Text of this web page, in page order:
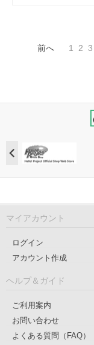
前へ 1 2 3
マイアカウント
ログイン
アカウント作成
ヘルプ＆ガイド
ご利用案内
お問い合わせ
よくある質問（FAQ）